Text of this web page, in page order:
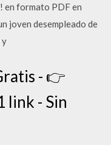
en formato PDF en
joven desempleado de
y
- 👉
link - Sin